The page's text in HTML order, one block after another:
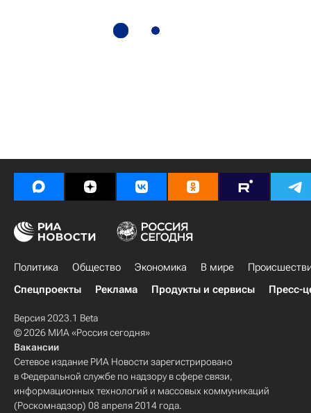
Политика Общество Экономика В мире
Спецпроекты
Реклама Продукты и сервисы Пресс-
Версия 2023.1 Beta
© 2026 МИА «Россия сегодня»
Вакансии
Сетевое издание РИА Новости зарегистрировано
в Федеральной службе по надзору в сфере связи,
информационных технологий и массовых коммуникаций
(Роскомнадзор) 08 апреля 2014 года.